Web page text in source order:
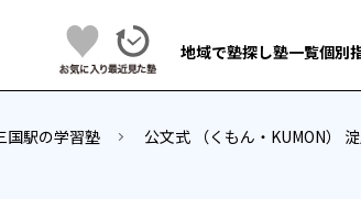
地域で塾探し塾一覧個別
国駅の学習塾 公文式 （くもん・KUMON）